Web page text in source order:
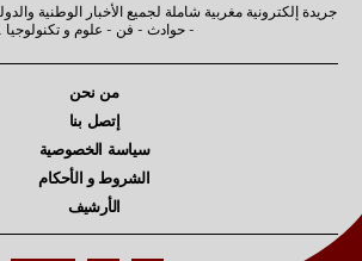
جريدة إلكترونية مغربية شاملة لجميع الأخبار الوطنية
- حوادث - فن - علوم و تكنولوجيا
من نحن
إتصل بنا
سياسة الخصوصية
الشروط و الأحكام
الأرشيف